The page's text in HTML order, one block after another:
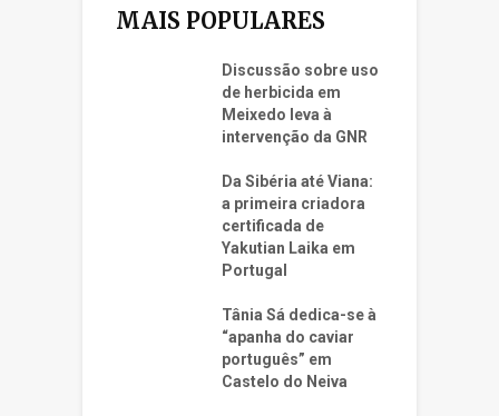
MAIS POPULARES
Discussão sobre uso
de herbicida em
Meixedo leva à
intervenção da GNR
Da Sibéria até Viana:
a primeira criadora
certificada de
Yakutian Laika em
Portugal
Tânia Sá dedica-se à
“apanha do caviar
português” em
Castelo do Neiva